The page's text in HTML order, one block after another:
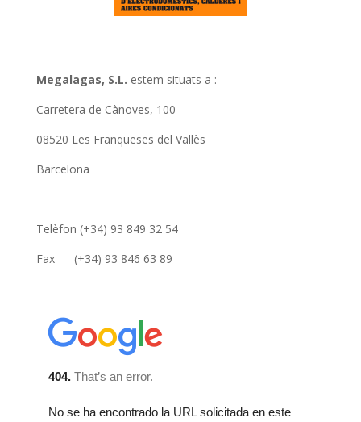
Megalagas, S.L. estem situats a :
Carretera de Cànoves, 100
08520 Les Franqueses del Vallès
Barcelona
Telèfon (+34) 93 849 32 54
Fax (+34) 93 846 63 89